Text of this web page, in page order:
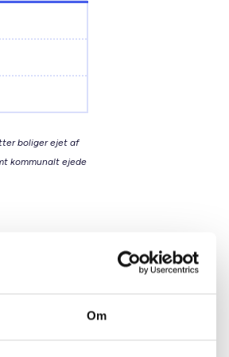
Om
boliger ejet af
kommunalt ejede